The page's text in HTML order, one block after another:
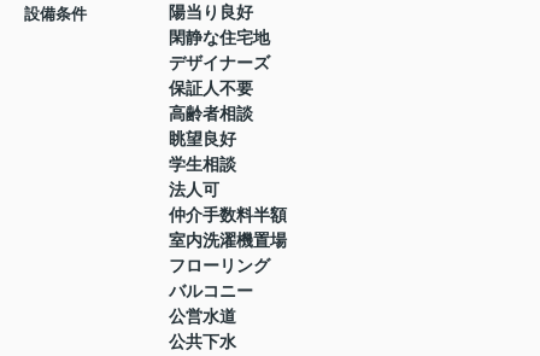
設備条件
陽当り良好
閑静な住宅地
デザイナーズ
保証人不要
高齢者相談
眺望良好
学生相談
法人可
仲介手数料半額
室内洗濯機置場
フローリング
バルコニー
公営水道
公共下水